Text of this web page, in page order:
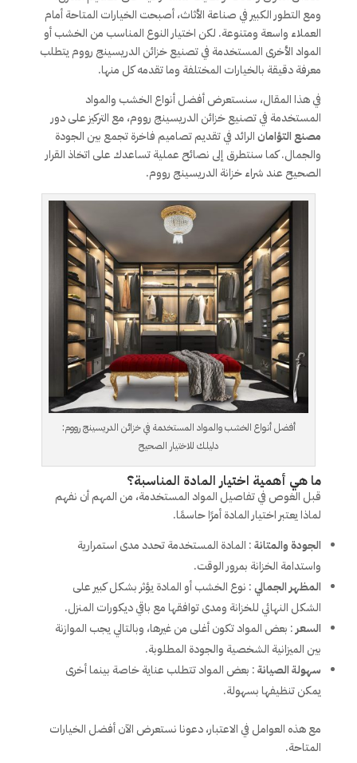
ومع التطور الكبير في صناعة الأثاث، أصبحت الخيارات المتاحة أمام
العملاء واسعة ومتنوعة. لكن اختيار النوع المناسب من الخشب أو
المواد الأخرى المستخدمة في تصنيع خزائن الدريسينج رووم يتطلب
معرفة دقيقة بالخيارات المختلفة وما تقدمه كل منها.
في هذا المقال، سنستعرض أفضل أنواع الخشب والمواد
المستخدمة في تصنيع خزائن الدريسينج رووم، مع التركيز على دور
مصنع التؤامانالرائد في تقديم تصاميم فاخرة تجمع بين الجودة
والجمال. كما سنتطرق إلى نصائح عملية تساعدك على اتخاذ القرار
الصحيح عند شراء خزانة الدريسينج رووم.
أفضل أنواع الخشب والمواد المستخدمة في خزائن الدريسينج رووم:
دليلك للاختيار الصحيح
ما هي أهمية اختيار المادة المناسبة؟
قبل الغوص في تفاصيل المواد المستخدمة، من المهم أن نفهم
لماذا يعتبر اختيار المادة أمرًا حاسمًا.
الجودة والمتانة: المادة المستخدمة تحدد مدى استمرارية
واستدامة الخزانة بمرور الوقت.
المظهر الجمالي: نوع الخشب أو المادة يؤثر بشكل كبير على
الشكل النهائي للخزانة ومدى توافقها مع باقي ديكورات المنزل.
السعر : بعض المواد تكون أغلى من غيرها، وبالتالي يجب الموازنة
بين الميزانية الشخصية والجودة المطلوبة.
سهولة الصيانة: بعض المواد تتطلب عناية خاصة بينما أخرى
يمكن تنظيفها بسهولة.
مع هذه العوامل في الاعتبار، دعونا نستعرض الآن أفضل الخيارات
المتاحة.